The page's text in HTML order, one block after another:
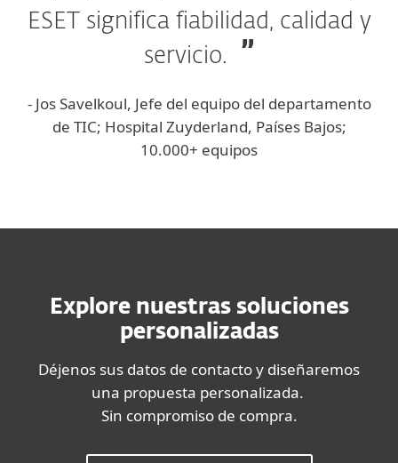
ESET significa fiabilidad, calidad y
servicio.
- Jos Savelkoul, Jefe del equipo del departamento
de TIC; Hospital Zuyderland, Países Bajos;
10.000+ equipos
Explore nuestras soluciones
personalizadas
Déjenos sus datos de contacto y diseñaremos
una propuesta personalizada.
Sin compromiso de compra.